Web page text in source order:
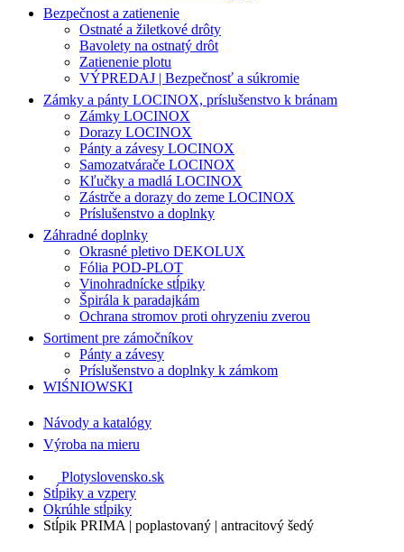
Bezpečnost a zatienenie
Ostnaté a žiletkové drôty
Bavolety na ostnatý drôt
Zatienenie plotu
VÝPREDAJ | Bezpečnosť a súkromie
Zámky a pánty LOCINOX, príslušenstvo k bránam
Zámky LOCINOX
Dorazy LOCINOX
Pánty a závesy LOCINOX
Samozatvárače LOCINOX
Kľučky a madlá LOCINOX
Zástrče a dorazy do zeme LOCINOX
Príslušenstvo a doplnky
Záhradné doplnky
Okrasné pletivo DEKOLUX
Fólia POD-PLOT
Vinohradnícke stĺpiky
Špirála k paradajkám
Ochrana stromov proti ohryzeniu zverou
Sortiment pre zámočníkov
Pánty a závesy
Príslušenstvo a doplnky k zámkom
WIŚNIOWSKI
Návody a katalógy
Výroba na mieru
Plotyslovensko.sk
Stĺpiky a vzpery
Okrúhle stĺpiky
Stĺpik PRIMA | poplastovaný | antracitový šedý